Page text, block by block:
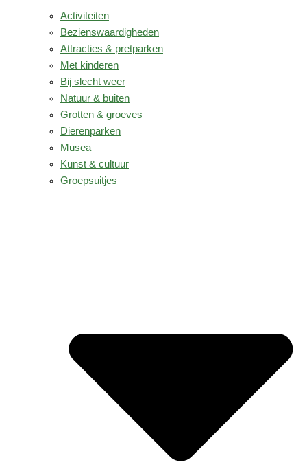
Activiteiten
Bezienswaardigheden
Attracties & pretparken
Met kinderen
Bij slecht weer
Natuur & buiten
Grotten & groeves
Dierenparken
Musea
Kunst & cultuur
Groepsuitjes